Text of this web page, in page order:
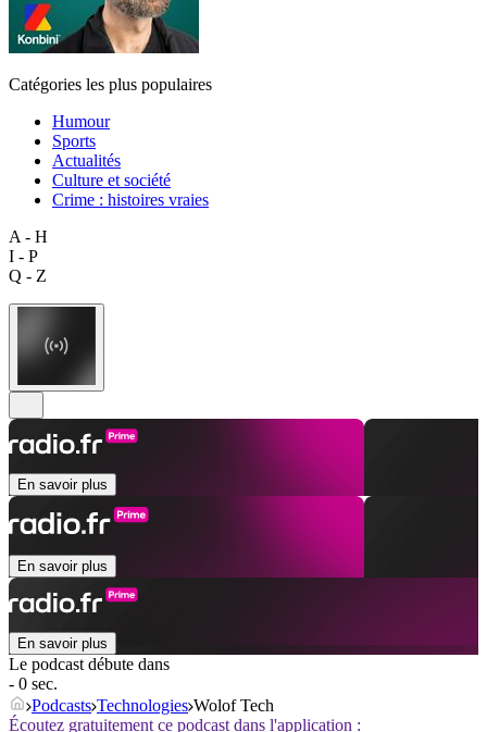
Catégories les plus populaires
Humour
Sports
Actualités
Culture et société
Crime : histoires vraies
A - H
I - P
Q - Z
En savoir plus
En savoir plus
En savoir plus
Le podcast débute dans
- 0 sec.
Podcasts Technologies Wolof Tech
Écoutez gratuitement ce podcast dans l'application :